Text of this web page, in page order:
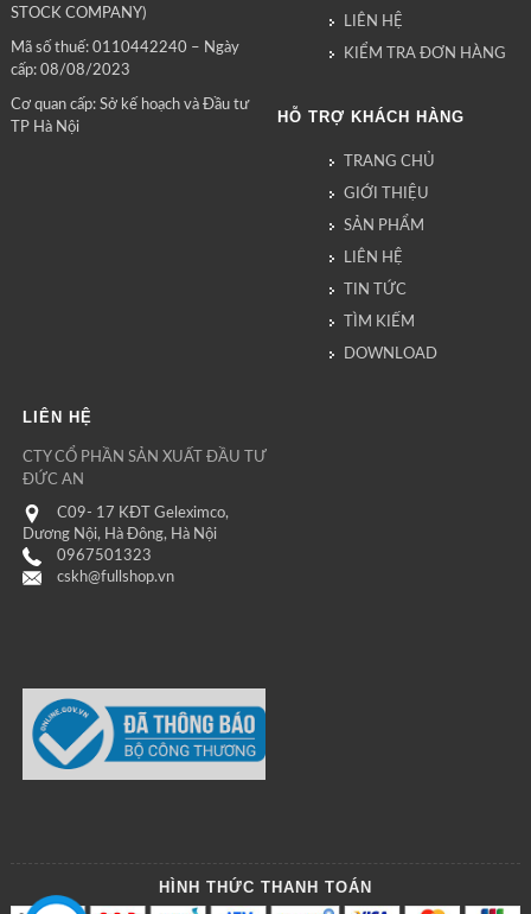
STOCK COMPANY)
Mã số thuế: 0110442240 – Ngày
cấp: 08/08/2023
Cơ quan cấp: Sở kế hoạch và Đầu tư
TP Hà Nội
LIÊN HỆ
KIỂM TRA ĐƠN HÀNG
HỖ TRỢ KHÁCH HÀNG
TRANG CHỦ
GIỚI THIỆU
SẢN PHẨM
LIÊN HỆ
TIN TỨC
TÌM KIẾM
DOWNLOAD
LIÊN HỆ
CTY CỔ PHẦN SẢN XUẤT ĐẦU TƯ
ĐỨC AN
C09- 17 KĐT Geleximco,
Dương Nội, Hà Đông, Hà Nội
0967501323
cskh@fullshop.vn
HÌNH THỨC THANH TOÁN